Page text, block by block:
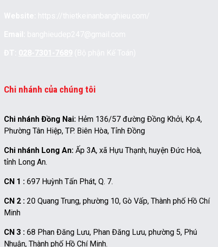
Chi nhánh của chúng tôi
Chi nhánh Đồng Nai: Hẻm 136/57 đường Đồng Khởi, Kp.4,
Phường Tân Hiệp, TP. Biên Hòa, Tỉnh Đồng
Chi nhánh Long An: Ấp 3A, xã Hựu Thạnh, huyện Đức Hoà,
tỉnh Long An.
CN 1 : 697 Huỳnh Tấn Phát, Q. 7.
CN 2 : 20 Quang Trung, phường 10, Gò Vấp, Thành phố Hồ Chí
Minh
CN 3 : 68 Phan Đăng Lưu, Phan Đăng Lưu, phường 5, Phú
Nhuận, Thành phố Hồ Chí Minh.